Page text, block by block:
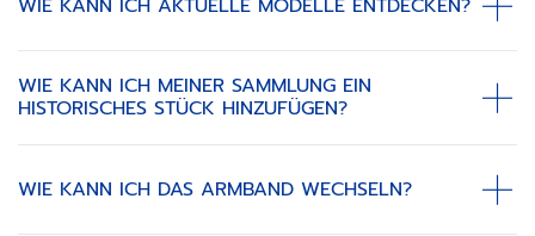
WIE KANN ICH MEINER SAMMLUNG EIN
HISTORISCHES STÜCK HINZUFÜGEN?
WIE KANN ICH DAS ARMBAND WECHSELN?